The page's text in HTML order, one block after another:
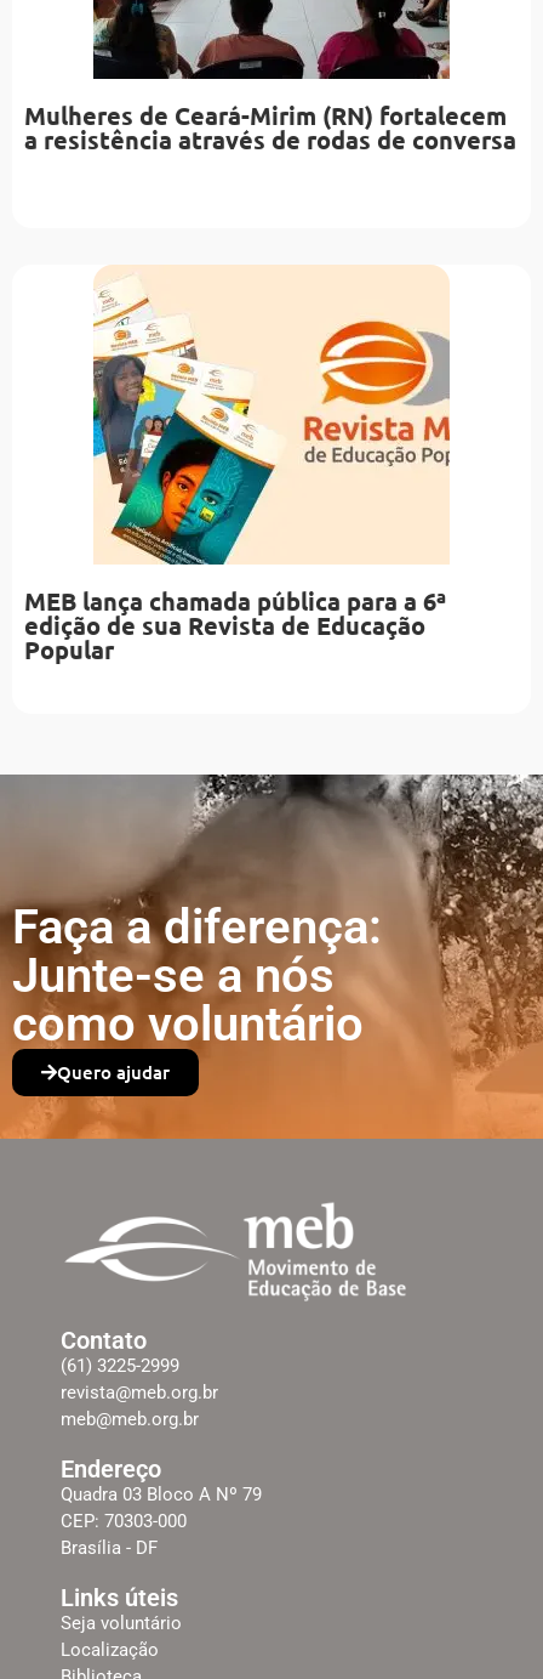
Mulheres de Ceará-Mirim (RN) fortalecem
a resistência através de rodas de conversa
MEB lança chamada pública para a 6ª
edição de sua Revista de Educação
Popular
Faça a diferença:
Junte-se a nós
como voluntário
Quero ajudar
Contato
(61) 3225-2999
revista@meb.org.br
meb@meb.org.br
Endereço
Quadra 03 Bloco A Nº 79
CEP: 70303-000
Brasília - DF
Links úteis
Seja voluntário
Localização